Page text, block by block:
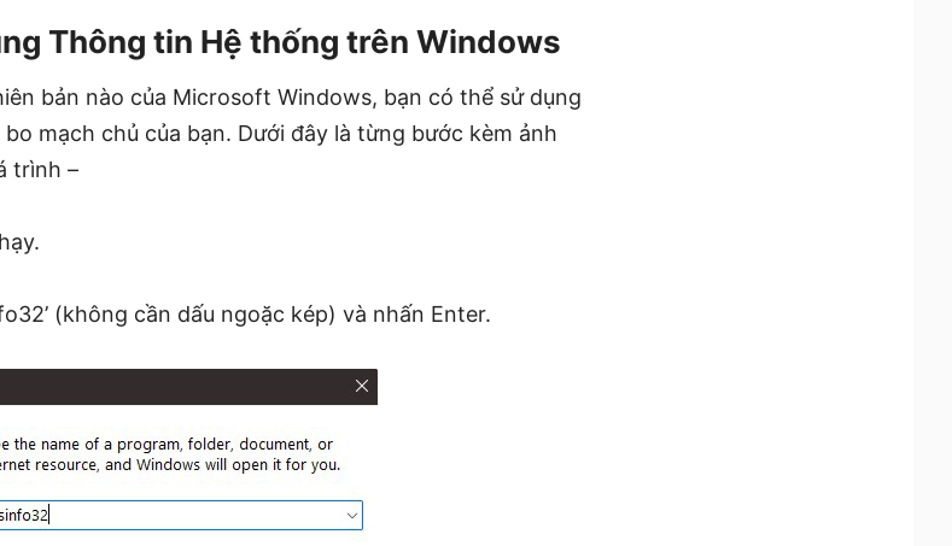
Thông tin Hệ thống trên Windows
bản nào của Microsoft Windows, bạn có thể sử dụng
bo mạch chủ của bạn. Dưới đây là từng bước kèm ảnh
trình –
(không cần dấu ngoặc kép) và nhấn Enter.